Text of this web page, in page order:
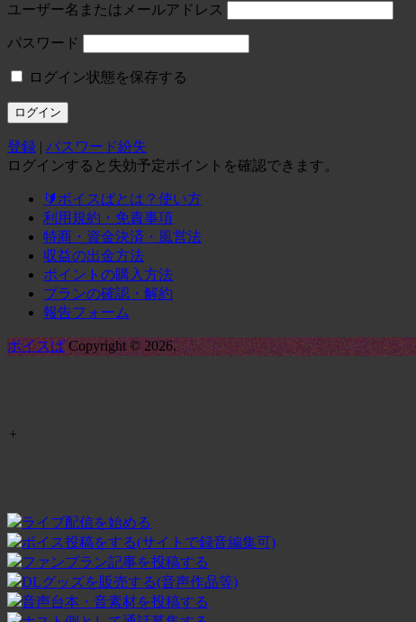
ユーザー名またはメールアドレス
パスワード
ログイン状態を保存する
登録 | パスワード紛失
ログインすると失効予定ポイントを確認できます。
🔰ボイスぱとは？使い方
利用規約・免責事項
特商・資金決済・風営法
収益の出金方法
ポイントの購入方法
プランの確認・解約
報告フォーム
ボイスぱCopyright © 2026.
+
ライブ配信を始める
ボイス投稿をする(サイトで録音編集可)
ファンプラン記事を投稿する
DLグッズを販売する(音声作品等)
音声台本・音素材を投稿する